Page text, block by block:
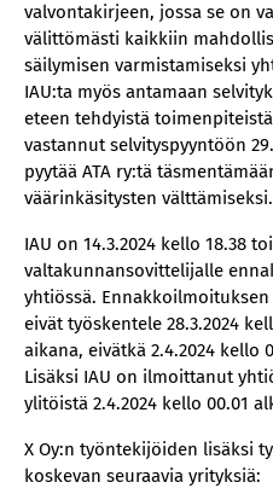
valvontakirjeen, jossa se on
välittömästi kaikkiin
säilymisen varmistamiseksi
IAU:ta myös antamaan
eteen tehdyistä
vastannut selvityspyyntöön
pyytää ATA ry:tä
väärinkäsitysten välttämiseksi.
IAU on 14.3.2024 kello 18.38
valtakunnansovittelijalle
yhtiössä.
eivät työskentele 28.3.2024
aikana, eivätkä 2.4.2024 kello
Lisäksi IAU on ilmoittanut
ylitöistä 2.4.2024 kello 00.01
X Oy:n työntekijöiden lisäksi
koskevan seuraavia yrityksiä: